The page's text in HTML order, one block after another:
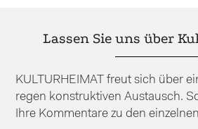
Lassen Sie uns über
KULTURHEIMAT freut sich über
regen konstruktiven Austausch.
Ihre Kommentare zu den